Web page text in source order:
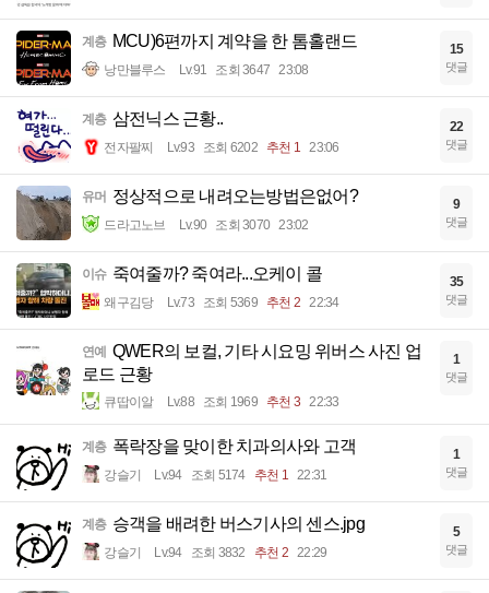
계층 MCU)6편까지 계약을 한 톰홀랜드
낭만블루스 Lv.91 조회 3647 23:08
15
댓글
계층 삼전닉스 근황..
전자팔찌 Lv.93 조회 6202 추천 1 23:06
22
댓글
유머 정상적으로 내려오는방법은없어?
드라고노브 Lv.90 조회 3070 23:02
9
댓글
이슈 죽여줄까? 죽여라...오케이 콜
왜구김당 Lv.73 조회 5369 추천 2 22:34
35
댓글
연예 QWER의 보컬, 기타 시요밍 위버스 사진 업
로드 근황
큐땁이알 Lv.88 조회 1969 추천 3 22:33
1
댓글
계층 폭락장을 맞이한 치과의사와 고객
강슬기 Lv.94 조회 5174 추천 1 22:31
1
댓글
계층 승객을 배려한 버스기사의 센스.jpg
강슬기 Lv.94 조회 3832 추천 2 22:29
5
댓글